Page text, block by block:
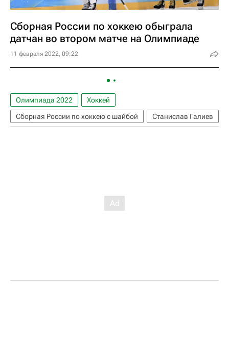
Сборная России по хоккею обыграла
датчан во втором матче на Олимпиаде
11 февраля 2022, 09:22
Олимпиада 2022
Хоккей
Сборная России по хоккею с шайбой
Станислав Галиев